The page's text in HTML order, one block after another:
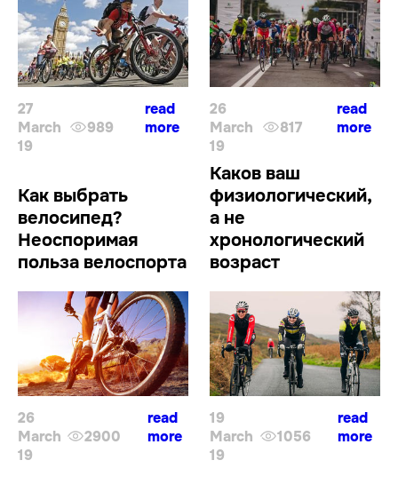
27
March
19
989
read
more
26
March
19
817
read
more
Как выбрать
велосипед?
Неоспоримая
польза велоспорта
26
March
19
2900
read
more
Каков ваш
физиологический,
а не
хронологический
возраст
19
March
19
1056
read
more